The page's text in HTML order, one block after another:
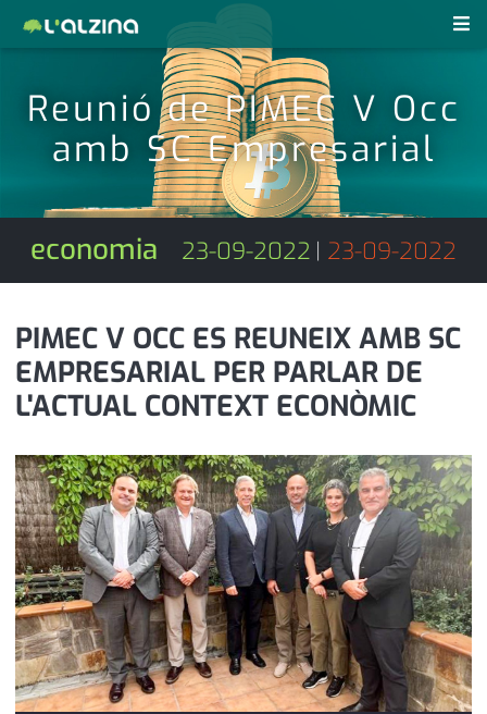
notícies
últimes notícies
activitats
agenda
empresa
entrevista
esports
medi ambient
opinió
política
promo serveis
reportatge
revistes pdf
anunciants
subscripció
contacte
farmàcies
telèfons
calendari
Reunió de PIMEC V Occ
amb SC Empresarial
economia 23-09-2022 | 23-09-2022
PIMEC V OCC ES REUNEIX AMB SC
EMPRESARIAL PER PARLAR DE
L'ACTUAL CONTEXT ECONÒMIC